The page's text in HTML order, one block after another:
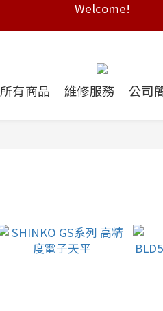
Free shipping on HK orders
Free shipping on HK orders
Free shipping on HK orders
所有商品 維修服務 公司